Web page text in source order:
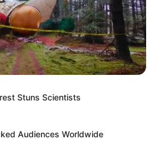
Stuns Scientists
Audiences Worldwide